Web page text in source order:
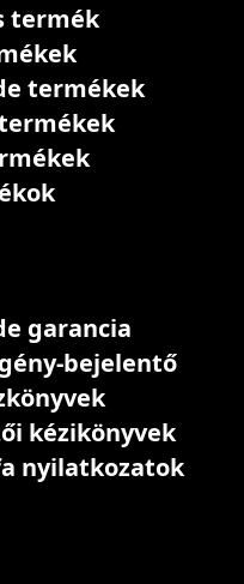
termék
termékek
garancia
bejelentő
kézikönyvek
nyilatkozatok